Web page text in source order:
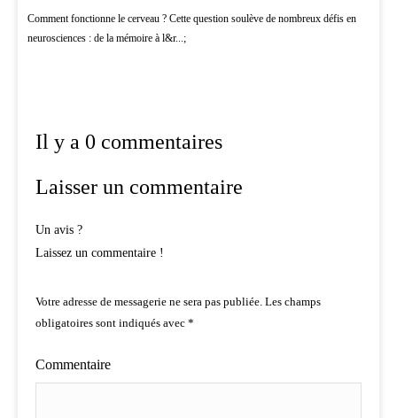
Comment fonctionne le cerveau ? Cette question soulève de nombreux défis en
neurosciences : de la mémoire à l&r...;
Il y a 0 commentaires
Laisser un commentaire
Un avis ?
Laissez un commentaire !
Votre adresse de messagerie ne sera pas publiée. Les champs
obligatoires sont indiqués avec *
Commentaire